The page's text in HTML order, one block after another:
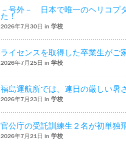
－号外－ 日本で唯一のヘリコプ
た！
2026年7月30日 in 学校
ライセンスを取得した卒業生がご
2026年7月25日 in 学校
福島運航所では、連日の厳しい暑
2026年7月23日 in 学校
官公庁の受託訓練生２名が初単独
2026年7月21日 in 学校